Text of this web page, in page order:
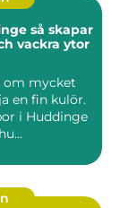
vackra ytor
om mycket
en fin kulör.
i Huddinge